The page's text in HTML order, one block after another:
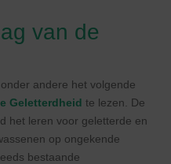
van de
andere het volgende
Geletterdheid te lezen. De
het leren voor geletterde en
op ongekende
bestaande